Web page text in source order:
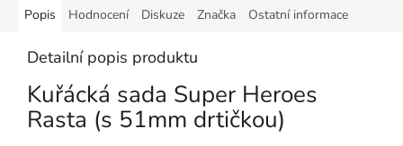
Popis Hodnocení Diskuze Značka Ostatní informace
Detailní popis produktu
Kuřácká sada Super Heroes
Rasta (s 51mm drtičkou)